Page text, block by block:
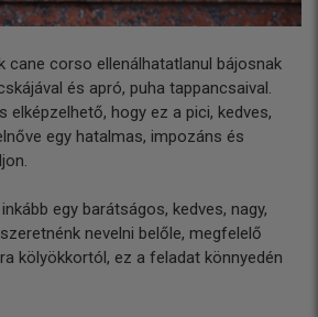
cane corso ellenálhatatlanul bájosnak
és apró, puha tappancsaival.
elképzelhető, hogy ez a pici, kedves,
egy hatalmas, impozáns és
egy barátságos, kedves, nagy,
nevelni belőle, megfelelő
kölyökkortól, ez a feladat könnyedén